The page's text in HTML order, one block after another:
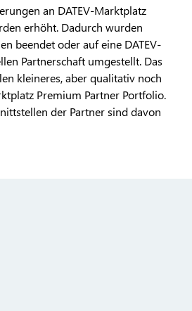
an DATEV-Marktplatz
erhöht. Dadurch wurden
beendet oder auf eine DATEV-
Partnerschaft umgestellt. Das
kleineres, aber qualitativ noch
Premium Partner Portfolio.
der Partner sind davon